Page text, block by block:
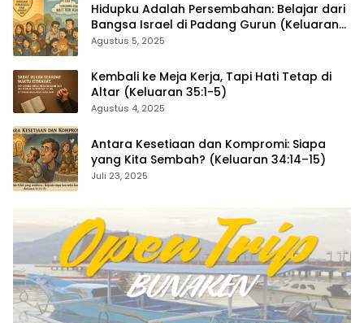
Hidupku Adalah Persembahan: Belajar dari
Bangsa Israel di Padang Gurun (Keluaran
35:4–29)
Agustus 5, 2025
Kembali ke Meja Kerja, Tapi Hati Tetap di
Altar (Keluaran 35:1-5)
Agustus 4, 2025
Antara Kesetiaan dan Kompromi: Siapa
yang Kita Sembah? (Keluaran 34:14–15)
Juli 23, 2025